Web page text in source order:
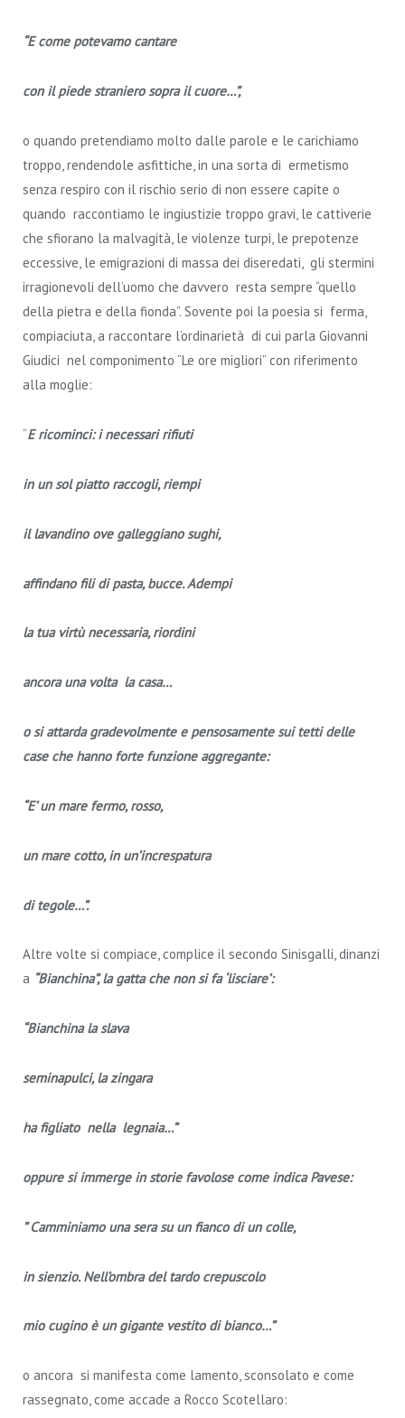
“E come potevamo cantare
con il piede straniero sopra il cuore…”,
o quando pretendiamo molto dalle parole e le carichiamo
troppo, rendendole asfittiche, in una sorta di ermetismo
senza respiro con il rischio serio di non essere capite o
quando raccontiamo le ingiustizie troppo gravi, le cattiverie
che sfiorano la malvagità, le violenze turpi, le prepotenze
eccessive, le emigrazioni di massa dei diseredati, gli stermini
irragionevoli dell’uomo che davvero resta sempre “quello
della pietra e della fionda”. Sovente poi la poesia si ferma,
compiaciuta, a raccontare l’ordinarietà di cui parla Giovanni
Giudici nel componimento “Le ore migliori” con riferimento
alla moglie:
“E ricominci: i necessari rifiuti
in un sol piatto raccogli, riempi
il lavandino ove galleggiano sughi,
affindano fili di pasta, bucce. Adempi
la tua virtù necessaria, riordini
ancora una volta la casa…
o si attarda gradevolmente e pensosamente sui tetti delle
case che hanno forte funzione aggregante:
“E’ un mare fermo, rosso,
un mare cotto, in un’increspatura
di tegole…”.
Altre volte si compiace, complice il secondo Sinisgalli, dinanzi
a “Bianchina”, la gatta che non si fa ‘lisciare’:
“Bianchina la slava
seminapulci, la zingara
ha figliato nella legnaia…”
oppure si immerge in storie favolose come indica Pavese:
” Camminiamo una sera su un fianco di un colle,
in sienzio. Nell’ombra del tardo crepuscolo
mio cugino è un gigante vestito di bianco…”
o ancora si manifesta come lamento, sconsolato e come
rassegnato, come accade a Rocco Scotellaro: